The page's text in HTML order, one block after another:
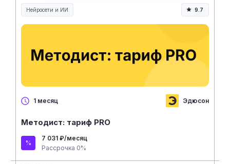
Нейросети и ИИ
Нейросети и искусственный интеллект
9.7
1 месяц Эдюсон
Методист: тариф PRO
7 031 ₽/месяц
Рассрочка 0%